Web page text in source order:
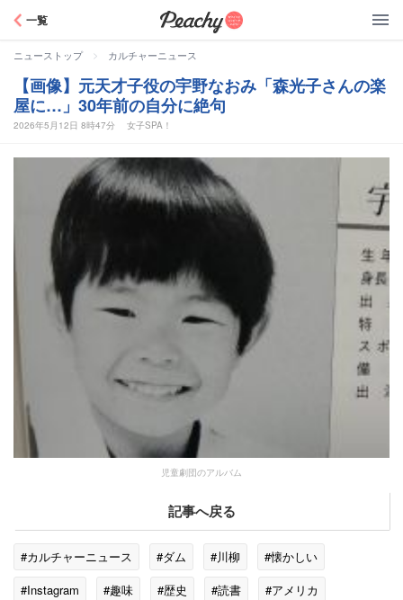
一覧
ニューストップ > カルチャーニュース
【画像】元天才子役の宇野なおみ「森光子さんの楽
屋に…」30年前の自分に絶句
2026年5月12日 8時47分 女子SPA！
児童劇団のアルバム
記事へ戻る
#カルチャーニュース #ダム #川柳
#懐かしい
#Instagram
#趣味 #歴史 #読書
#アメリカ